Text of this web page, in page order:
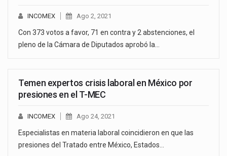
INCOMEX Ago 2, 2021
Con 373 votos a favor, 71 en contra y 2 abstenciones, el
pleno de la Cámara de Diputados aprobó la…
Temen expertos crisis laboral en México por
presiones en el T-MEC
INCOMEX Ago 24, 2021
Especialistas en materia laboral coincidieron en que las
presiones del Tratado entre México, Estados…